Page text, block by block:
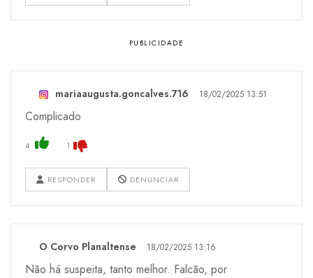
mariaaugusta.goncalves.716 18/02/2025 13:51
Complicado
4 1
RESPONDER DENUNCIAR
O Corvo Planaltense 18/02/2025 13:16
Não há suspeita, tanto melhor. Falcão, por